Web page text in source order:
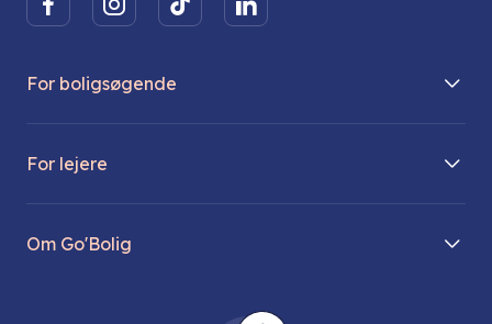
For boligsøgende
For lejere
Om Go'Bolig